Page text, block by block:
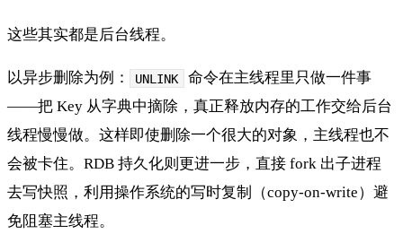
这些其实都是后台线程。
以异步删除为例： UNLINK
命令在主线程里只做一件事
——把 Key 从字典中摘除，真正释放内存的工作交给后台
线程慢慢做。这样即使删除一个很大的对象，主线程也不
会被卡住。RDB 持久化则更进一步，直接 fork 出子进程
去写快照，利用操作系统的写时复制（copy-on-write）避
免阻塞主线程。